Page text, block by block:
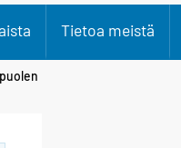
Tietoa meistä